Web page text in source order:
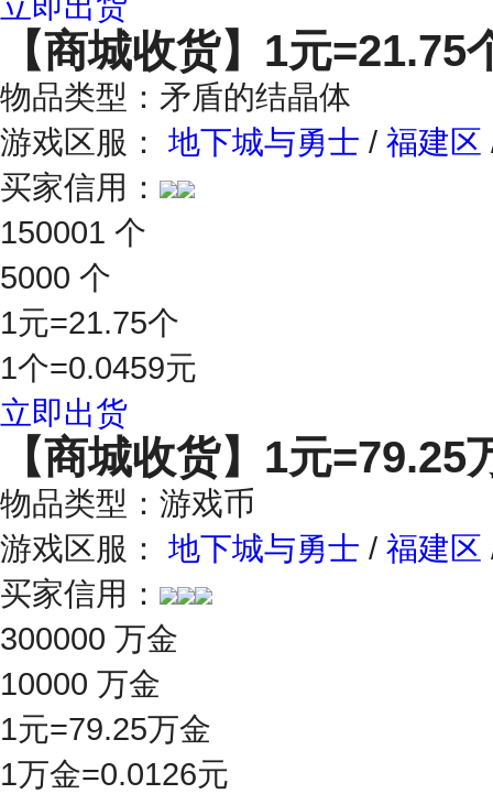
【商城收货】 1元=21.75
物品类型：矛盾的结晶体
游戏区服： 地下城与勇士 / 福建区
买家信用：
150001 个
5000 个
1元=21.75个
1个=0.0459元
立即出货
【商城收货】 1元=79.25
物品类型：游戏币
游戏区服： 地下城与勇士 / 福建区
买家信用：
300000 万金
10000 万金
1元=79.25万金
1万金=0.0126元